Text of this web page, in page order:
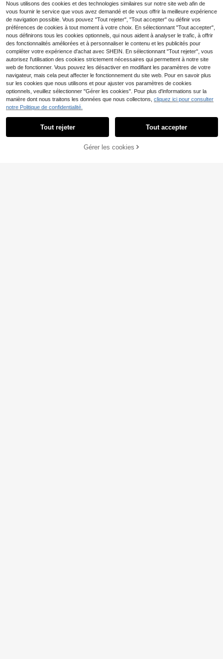
AJOUTER AU PANIER
Nous utilisons des cookies et des technologies similaires sur notre site web afin de
vous fournir le service que vous avez demandé et de vous offrir la meilleure expérience
de navigation possible. Vous pouvez "Tout rejeter", "Tout accepter" ou définir vos
préférences de cookies à tout moment à votre choix. En sélectionnant "Tout accepter",
nous définirons tous les cookies optionnels, qui nous aident à analyser le trafic, à offrir
des fonctionnalités améliorées et à personnaliser le contenu et les publicités pour
compléter votre expérience d'achat avec SHEIN. En sélectionnant "Tout rejeter", vous
autorisez l'utilisation des cookies strictement nécessaires qui permettent à notre site
web de fonctionner. Vous pouvez les désactiver en modifiant les paramètres de votre
navigateur, mais cela peut affecter le fonctionnement du site web. Pour en savoir plus
sur les cookies que nous utilisons et pour ajuster vos paramètres de cookies
optionnels, veuillez sélectionner "Gérer les cookies". Pour plus d'informations sur la
manière dont nous traitons les données que nous collectons, cliquez ici pour consulter
notre Politique de confidentialité.
Tout rejeter Tout accepter
Gérer les cookies